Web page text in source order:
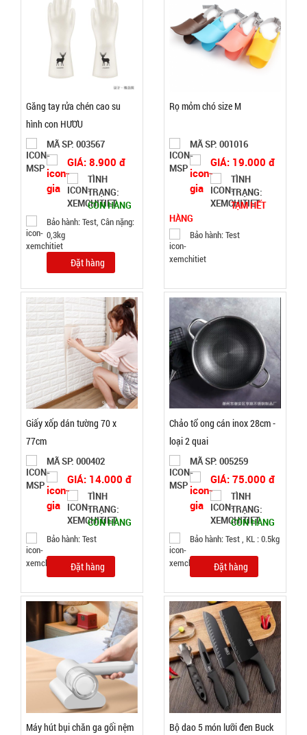
Ly thủy tinh
003967
GIÁ:
11.900 đ
hành:
Test,
Cân nặng:
0,2kg
Đặt
hàng
Bóng đèn
tích điện có
Solar mặt
trời 4 cánh
Mã 2029
003213
47.000 đ
TÌNH
TRẠNG:
CÒN HÀNG
Bảo
hành:
Test
Đặt
Găng tay rửa chén cao su
hình con HƯƠU
MÃ SP: 003567
GIÁ: 8.900 đ
TÌNH
TRẠNG:
CÒN HÀNG
Bảo hành: Test, Cân nặng:
0,3kg
Đặt hàng
Rọ mỏm chó size M
MÃ SP: 001016
GIÁ: 19.000 đ
TÌNH
TRẠNG:
TẠM HẾT
HÀNG
Bảo hành: Test
Giấy xốp dán tường 70 x
77cm
MÃ SP: 000402
GIÁ: 14.000 đ
TÌNH
TRẠNG:
CÒN HÀNG
Bảo hành: Test
Đặt hàng
Chảo tổ ong cán inox 28cm -
loại 2 quai
MÃ SP: 005259
GIÁ: 75.000 đ
TÌNH
TRẠNG:
CÒN HÀNG
Bảo hành: Test , KL : 0.5kg
Đặt hàng
Máy hút bụi chăn ga gối nệm Bộ dao 5 món lưỡi đen Buck